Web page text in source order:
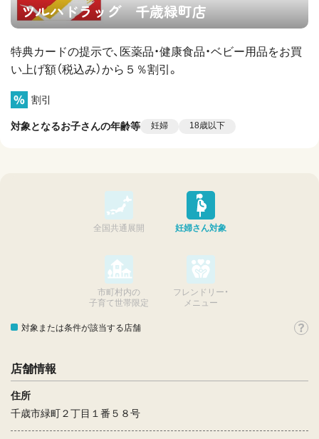
ツルハドラッグ 千歳緑町店
特典カードの提示で、医薬品・健康食品・ベビー用品をお買
い上げ額（税込み）から５％割引。
割引
対象となるお子さんの年齢等 妊婦 18歳以下
全国共通展開 妊婦さん対象
市町村内の
子育て世帯限定
フレンドリー・
メニュー
対象または条件が該当する店舗
店舗情報
住所
千歳市緑町２丁目１番５８号